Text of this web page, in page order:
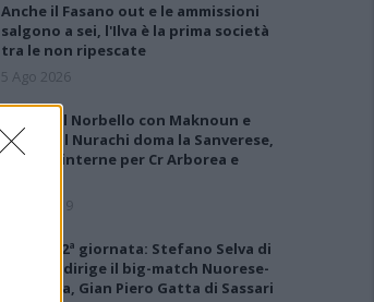
Anche il Fasano out e le ammissioni
salgono a sei, l'Ilva è la prima società
tra le non ripescate
5 Ago 2026
Show del Norbello con Maknoun e
Marras, il Nurachi doma la Sanverese,
vittorie interne per Cr Arborea e
15 Ott 2019
Arbitri 12ª giornata: Stefano Selva di
Alghero dirige il big-match Nuorese-
Muravera, Gian Piero Gatta di Sassari